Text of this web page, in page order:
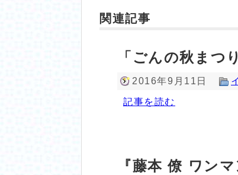
関連記事
「ごんの秋まつ
2016年9月11日
記事を読む
『藤本 僚 ワン